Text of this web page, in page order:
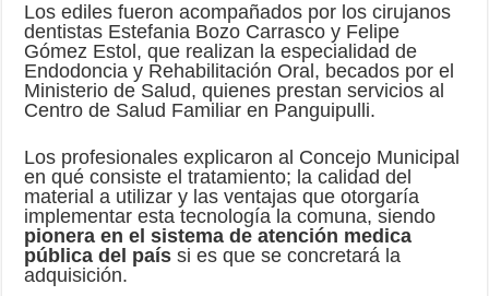
Los ediles fueron acompañados por los cirujanos
dentistas Estefania Bozo Carrasco y Felipe
Gómez Estol, que realizan la especialidad de
Endodoncia y Rehabilitación Oral, becados por el
Ministerio de Salud, quienes prestan servicios al
Centro de Salud Familiar en Panguipulli.
Los profesionales explicaron al Concejo Municipal
en qué consiste el tratamiento; la calidad del
material a utilizar y las ventajas que otorgaría
implementar esta tecnología la comuna, siendo
pionera en el sistema de atención medica
pública del país si es que se concretará la
adquisición.